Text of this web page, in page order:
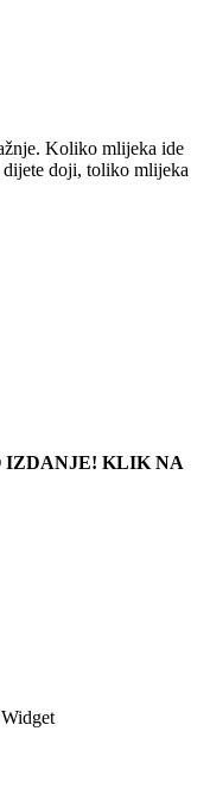
Koliko mlijeka ide
doji, toliko mlijeka
IZDANJE! KLIK NA